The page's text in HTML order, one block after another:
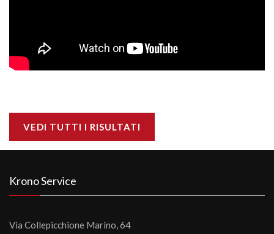
VEDI TUTTI I RISULTATI
Krono Service
Via Collepicchione Marino, 64